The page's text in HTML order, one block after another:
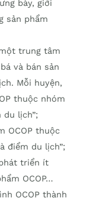
bày, giới
sản phẩm
trung tâm
và bán sản
Mỗi huyện,
thuộc nhóm
du lịch”;
OCOP thuộc
điểm du lịch”;
triển ít
OCOP…
OCOP thành